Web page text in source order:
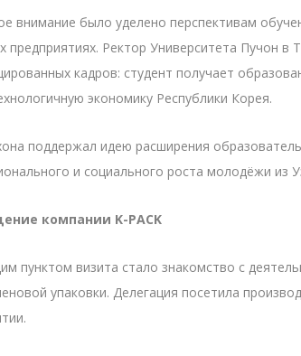
внимание было уделено перспективам
предприятиях. Ректор Университета Пучон
кадров: студент получает
экономику Республики Корея.
поддержал идею расширения
и социального роста молодёжи из
компании K-PACK
пунктом визита стало знакомство с
упаковки. Делегация посетила